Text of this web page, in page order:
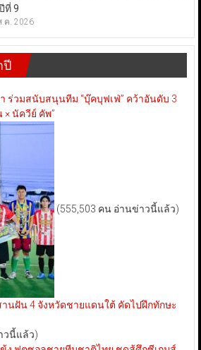
ที่ 9
.ค. 2026
ปี
ร่วมสนับสนุนทีม “บุ๊คบุฟเฟ่” คว้าอันดับ 3
× นัควีย์ คัพ”
(555,503 คน อ่านข่าวนี้แล้ว)
นฝัน 4 จังหวัดชายแดนใต้ คัดไปฝึกทักษะ
วนี้แล้ว)